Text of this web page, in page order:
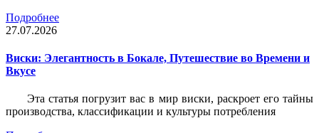
Подробнее
27.07.2026
Виски: Элегантность в Бокале, Путешествие во Времени и
Вкусе
Эта статья погрузит вас в мир виски, раскроет его тайны
производства, классификации и культуры потребления